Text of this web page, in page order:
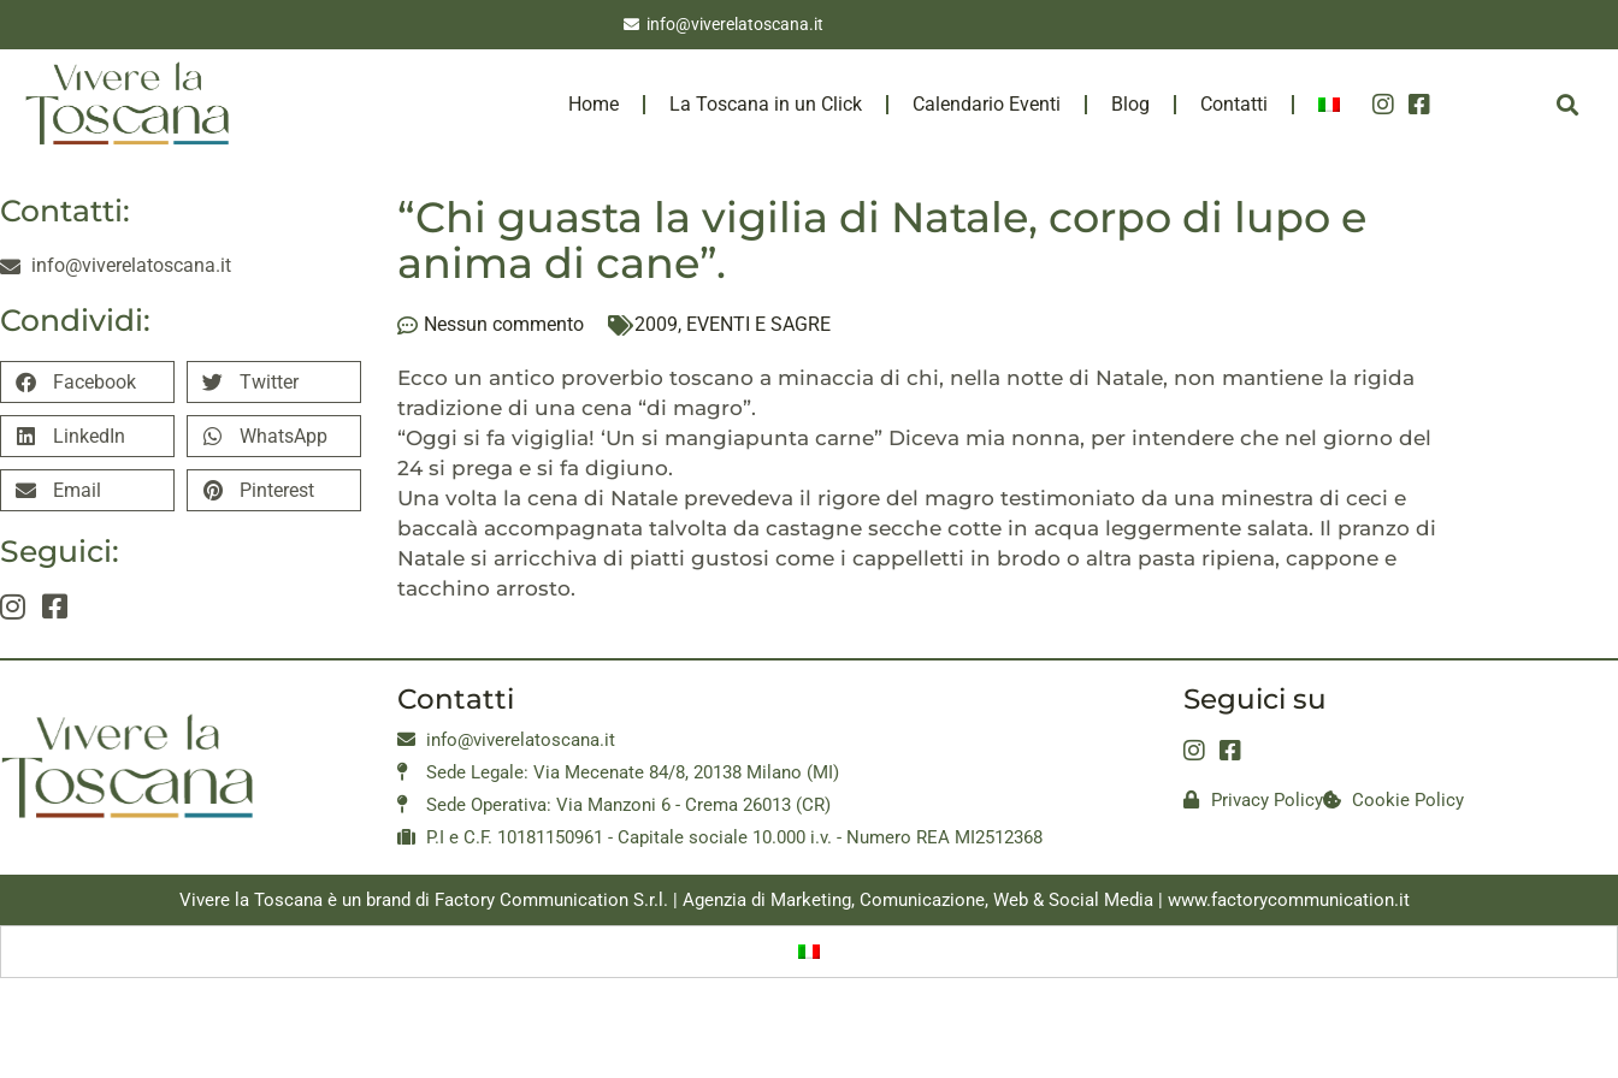
info@viverelatoscana.it
Home La Toscana in un Click Calendario Eventi Blog Contatti
Contatti:
info@viverelatoscana.it
Condividi:
Facebook Twitter
LinkedIn WhatsApp
Email Pinterest
Seguici:
“Chi guasta la vigilia di Natale, corpo di lupo e
anima di cane”.
Nessun commento 2009, EVENTI E SAGRE
Ecco un antico proverbio toscano a minaccia di chi, nella notte di Natale, non mantiene la rigida
tradizione di una cena “di magro”.
“Oggi si fa vigiglia! ‘Un si mangiapunta carne” Diceva mia nonna, per intendere che nel giorno del
24 si prega e si fa digiuno.
Una volta la cena di Natale prevedeva il rigore del magro testimoniato da una minestra di ceci e
baccalà accompagnata talvolta da castagne secche cotte in acqua leggermente salata. Il pranzo di
Natale si arricchiva di piatti gustosi come i cappelletti in brodo o altra pasta ripiena, cappone e
tacchino arrosto.
Contatti
info@viverelatoscana.it
Sede Legale: Via Mecenate 84/8, 20138 Milano (MI)
Sede Operativa: Via Manzoni 6 - Crema 26013 (CR)
P.I e C.F. 10181150961 - Capitale sociale 10.000 i.v. - Numero REA MI2512368
Seguici su
Privacy Policy Cookie Policy
Vivere la Toscana è un brand di Factory Communication S.r.l. | Agenzia di Marketing, Comunicazione, Web & Social Media | www.factorycommunication.it